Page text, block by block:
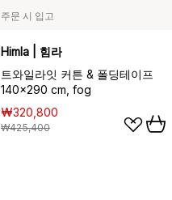
주문 시 입고
Himla | 힘라
트와일라잇 커튼 & 폴딩테이프
140x290 cm, fog
₩320,800
₩425,400